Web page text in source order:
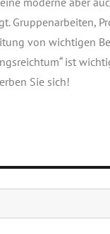
Grup­pen­ar­bei­ten,
von wich­ti­gen
ist
Sie sich!